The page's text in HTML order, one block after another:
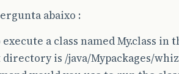
abaixo :
a class named My.class
directory is /java/Mypackages/